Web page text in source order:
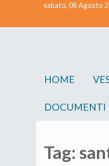
sabato, 08 Agosto
HOME
DOCUMENTI
Tag: